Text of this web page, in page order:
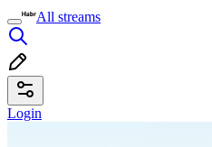
All streams
Login